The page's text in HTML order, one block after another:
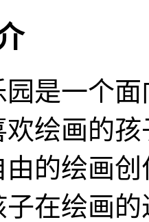
园是一个
欢绘画的
的绘画
在绘画